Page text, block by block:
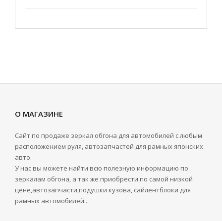
О МАГАЗИНЕ
Сайт по продаже зеркал обгона для автомобилей с любым
расположением руля, автозапчастей для рамных японских
авто.
У нас вы можете найти всю полезную информацию по
зеркалам обгона, а так же приобрести по самой низкой
цене,автозапчасти,подушки кузова, сайлентблоки для
рамных автомобилей..